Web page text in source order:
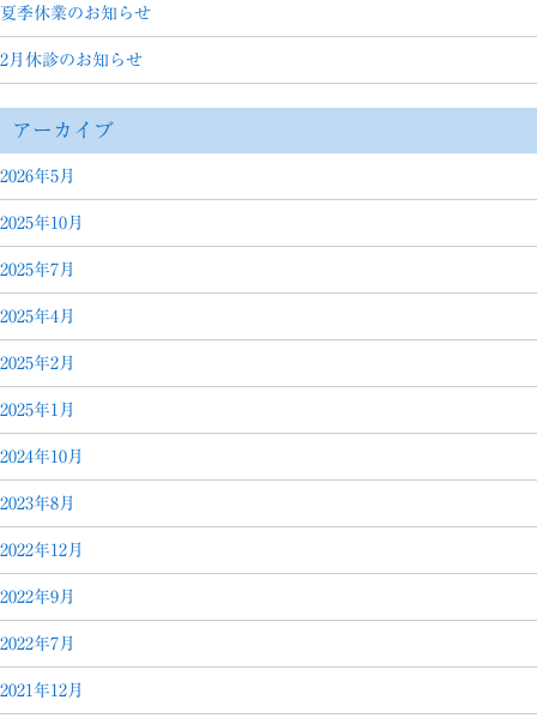
夏季休業のお知らせ
2月休診のお知らせ
アーカイブ
2026年5月
2025年10月
2025年7月
2025年4月
2025年2月
2025年1月
2024年10月
2023年8月
2022年12月
2022年9月
2022年7月
2021年12月